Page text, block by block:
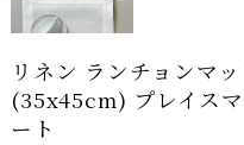
リネン ランチョンマ
(35x45cm) プレイス
ート